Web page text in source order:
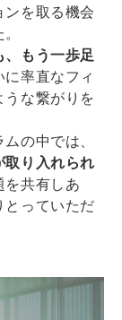
を取る機会
、もう一歩足
率直なフィ
な繋がりを
の中では、
取り入れられ
を共有しあ
とっていただ